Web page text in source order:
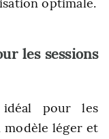
les sessions
pour les
modèle léger et